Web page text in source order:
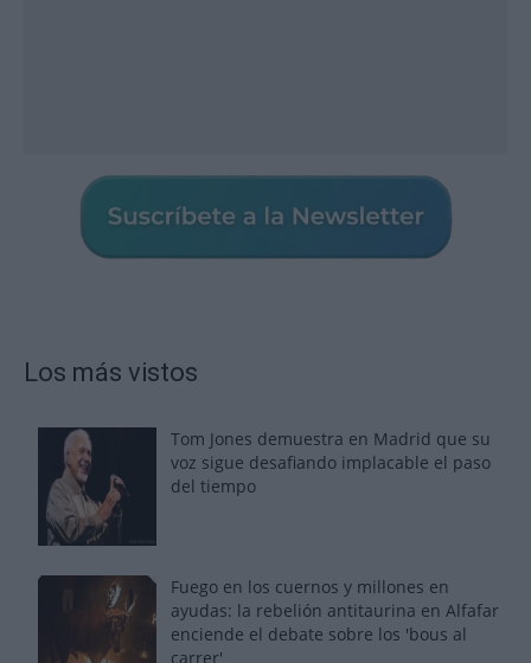
Los más vistos
Tom Jones demuestra en Madrid que su
voz sigue desafiando implacable el paso
del tiempo
Fuego en los cuernos y millones en
ayudas: la rebelión antitaurina en Alfafar
enciende el debate sobre los 'bous al
carrer'